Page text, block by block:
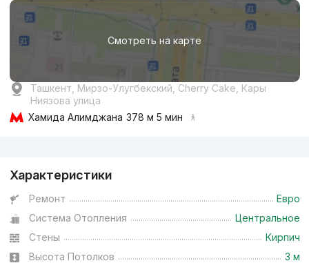
Смотреть на карте
Ташкент, Мирзо-Улугбекский, Cherry Cake, Кары
Ниязова улица
Хамида Алимджана 378 м 5 мин
Характеристики
Ремонт
Евро
Система Отопления
Центральное
Стены
Кирпич
Высота Потолков
3 м